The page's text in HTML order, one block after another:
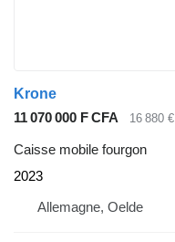
Krone
11 070 000 F CFA
16 880 €
Caisse mobile fourgon
2023
Allemagne, Oelde